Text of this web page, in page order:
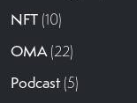
NFT (10)
OMA(22)
Podcast (5)